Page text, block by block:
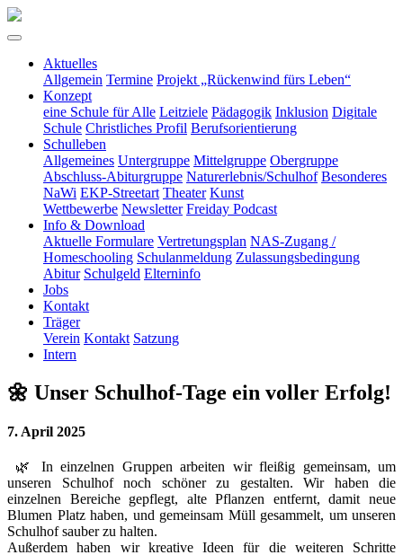
Aktuelles
Allgemein Termine Projekt „Rückenwind fürs Leben“
Konzept
eine Schule für Alle Leitziele Pädagogik Inklusion Digitale
Schule Christliches Profil Berufsorientierung
Schulleben
Allgemeines Untergruppe Mittelgruppe Obergruppe
Abschluss-Abiturgruppe Naturerlebnis/Schulhof Besonderes
NaWi EKP-Streetart Theater Kunst
Wettbewerbe Newsletter Freiday Podcast
Info & Download
Aktuelle Formulare Vertretungsplan NAS-Zugang /
Homeschooling Schulanmeldung Zulassungsbedingung
Abitur Schulgeld Elterninfo
Jobs
Kontakt
Träger
Verein Kontakt Satzung
Intern
🌼 Unser Schulhof-Tage ein voller Erfolg!
7. April 2025
🌿 In einzelnen Gruppen arbeiten wir fleißig gemeinsam, um
unseren Schulhof noch schöner zu gestalten. Wir haben die
einzelnen Bereiche gepflegt, alte Pflanzen entfernt, damit neue
Blumen Platz haben, und gemeinsam Müll gesammelt, um unseren
Schulhof sauber zu halten.
Außerdem haben wir kreative Ideen für die weiteren Schritte